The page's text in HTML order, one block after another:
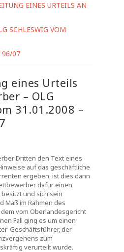
EINES URTEILS AN
SCHLESWIG VOM
96/07
eines Urteils
– OLG
31.01.2008 –
Dritten den Text eines
auf das geschäftliche
ergeben, ist dies dann
dafür einen
und sich sein
Maß im Rahmen des
vom Oberlandesgericht
Fall ging es um einen
Geschäftsführer, der
zum
verurteilt wurde.